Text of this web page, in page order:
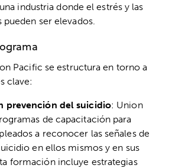
industria donde el estrés y las
ser elevados.
Pacific se estructura en torno a
clave:
prevención del suicidio: Union
de capacitación para
a reconocer las señales de
en ellos mismos y en sus
formación incluye estrategias